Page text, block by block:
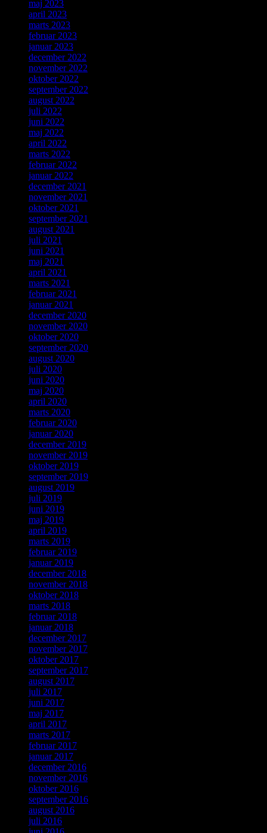
maj 2023
april 2023
marts 2023
februar 2023
januar 2023
december 2022
november 2022
oktober 2022
september 2022
august 2022
juli 2022
juni 2022
maj 2022
april 2022
marts 2022
februar 2022
januar 2022
december 2021
november 2021
oktober 2021
september 2021
august 2021
juli 2021
juni 2021
maj 2021
april 2021
marts 2021
februar 2021
januar 2021
december 2020
november 2020
oktober 2020
september 2020
august 2020
juli 2020
juni 2020
maj 2020
april 2020
marts 2020
februar 2020
januar 2020
december 2019
november 2019
oktober 2019
september 2019
august 2019
juli 2019
juni 2019
maj 2019
april 2019
marts 2019
februar 2019
januar 2019
december 2018
november 2018
oktober 2018
marts 2018
februar 2018
januar 2018
december 2017
november 2017
oktober 2017
september 2017
august 2017
juli 2017
juni 2017
maj 2017
april 2017
marts 2017
februar 2017
januar 2017
december 2016
november 2016
oktober 2016
september 2016
august 2016
juli 2016